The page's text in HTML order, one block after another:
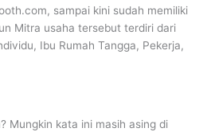
sampai kini sudah memiliki
Mitra usaha tersebut terdiri dari
Ibu Rumah Tangga, Pekerja,
Mungkin kata ini masih asing di